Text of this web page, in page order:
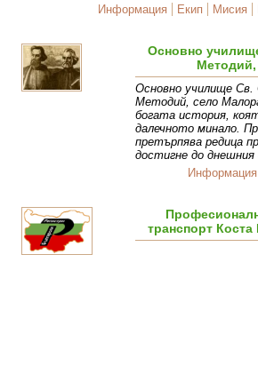
Информация
Екип Мисия
Основно
Основно училище Св.
Методий, село
богата история,
далечното минало.
претърпява редица
достигне до
Информация
транспорт